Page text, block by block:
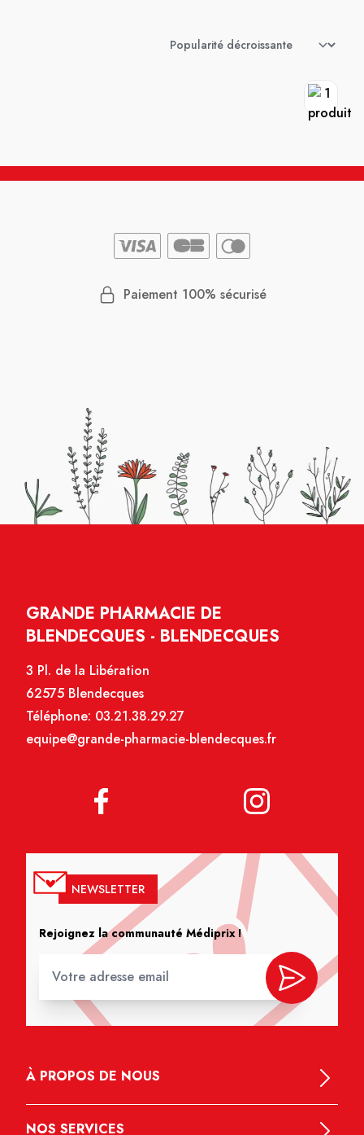
Paiement 100% sécurisé
GRANDE PHARMACIE DE
BLENDECQUES - BLENDECQUES
3 Pl. de la Libération
62575 Blendecques
Téléphone: 03.21.38.29.27
equipe@grande-pharmacie-blendecques.fr
NEWSLETTER
Rejoignez la communauté Médiprix !
À PROPOS DE NOUS
NOS SERVICES